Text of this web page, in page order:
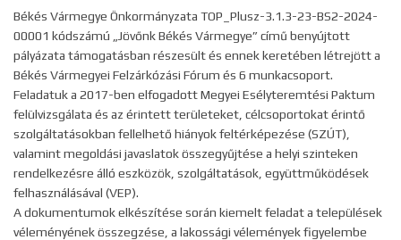
Békés Vármegye Önkormányzata TOP_Plusz-3.1.3-23-BS2-2024-
00001 kódszámú „Jövőnk Békés Vármegye” című benyújtott
pályázata támogatásban részesült és ennek keretében létrejött a
Békés Vármegyei Felzárkózási Fórum és 6 munkacsoport.
Feladatuk a 2017-ben elfogadott Megyei Esélyteremtési Paktum
felülvizsgálata és az érintett területeket, célcsoportokat érintő
szolgáltatásokban fellelhető hiányok feltérképezése (SZÚT),
valamint megoldási javaslatok összegyűjtése a helyi szinteken
rendelkezésre álló eszközök, szolgáltatások, együttműködések
felhasználásával (VEP).
A dokumentumok elkészítése során kiemelt feladat a települések
véleményének összegzése, a lakossági vélemények figyelembe